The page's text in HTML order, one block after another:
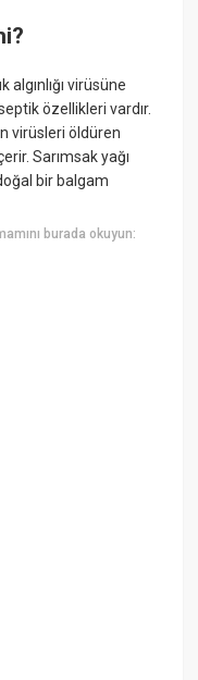
algınlığı virüsüne
özellikleri vardır.
virüsleri öldüren
Sarımsak yağı
bir balgam
burada okuyun: